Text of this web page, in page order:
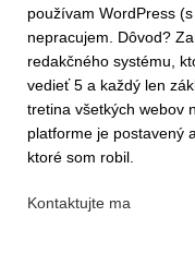
používam WordPress
nepracujem. Dôvod?
redakčného systému,
vedieť 5 a každý len
tretina všetkých webov
platforme je postavený
ktoré som robil.
Kontaktujte ma